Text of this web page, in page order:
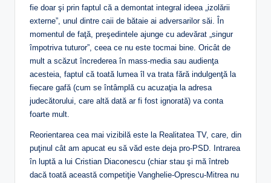
fie doar şi prin faptul că a demontat integral ideea „izolării
externe”, unul dintre caii de bătaie ai adversarilor săi. În
momentul de faţă, preşedintele ajunge cu adevărat „singur
împotriva tuturor”, ceea ce nu este tocmai bine. Oricât de
mult a scăzut încrederea în mass-media sau audienţa
acesteia, faptul că toată lumea îl va trata fără indulgenţă la
fiecare gafă (cum se întâmplă cu acuzaţia la adresa
judecătorului, care altă dată ar fi fost ignorată) va conta
foarte mult.
Reorientarea cea mai vizibilă este la Realitatea TV, care, din
puţinul cât am apucat eu să văd este deja pro-PSD. Intrarea
în luptă a lui Cristian Diaconescu (chiar stau şi mă întreb
dacă toată această competiţie Vanghelie-Oprescu-Mitrea nu